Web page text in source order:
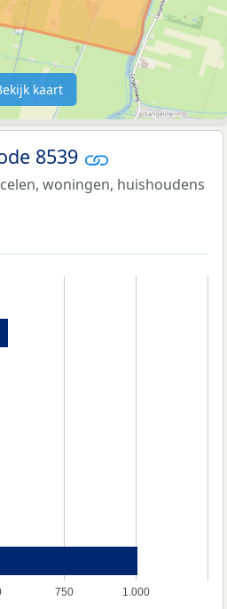
kaart
8539
woningen, huishoudens
750 1.000